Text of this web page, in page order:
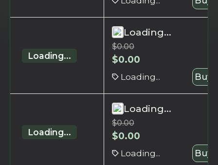
Loading...
Loading...
$0.00
$0.00
Loading... Buy
Loading...
Loading...
$0.00
$0.00
Loading... Buy